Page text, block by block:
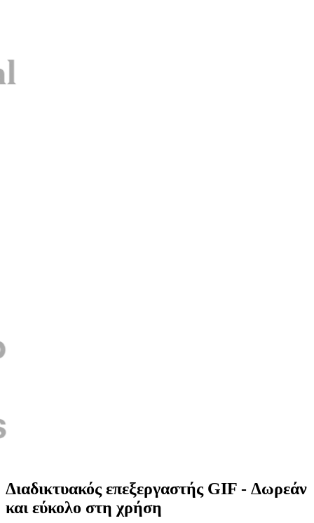
Διαδικτυακός επεξεργαστής GIF - Δωρεάν
και εύκολο στη χρήση